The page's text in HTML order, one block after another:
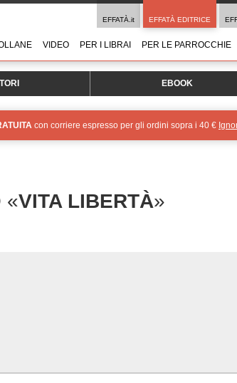
EFFATÀ.it EFFATÀ EDITRICE
VIDEO PER I LIBRAI PER LE PARROCCHIE
EBOOK
con corriere espresso per gli ordini sopra i 40 €
«VITA LIBERTÀ»